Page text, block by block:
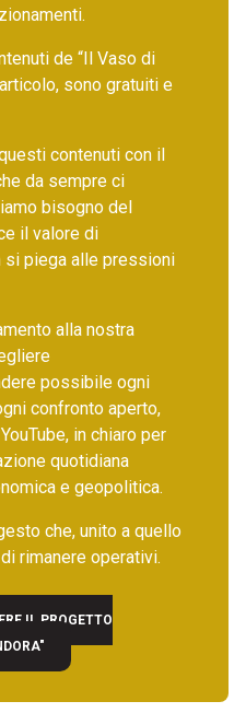
de “Il Vaso di
sono gratuiti e
contenuti con il
da sempre ci
bisogno del
il valore di
si piega alle pressioni
alla nostra
possibile ogni
confronto aperto,
in chiaro per
quotidiana
e geopolitica.
che, unito a quello
rimanere operativi.
IL PROGETTO